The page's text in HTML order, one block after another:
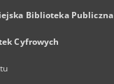
Biblioteka Publiczna
Cyfrowych